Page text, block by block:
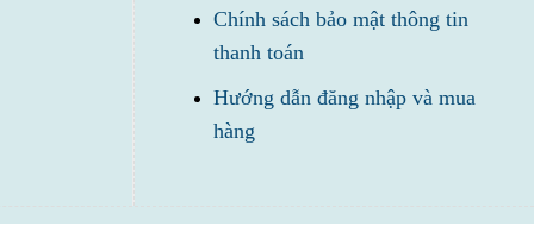
Chính sách bảo mật thông tin
thanh toán
Hướng dẫn đăng nhập và mua
hàng